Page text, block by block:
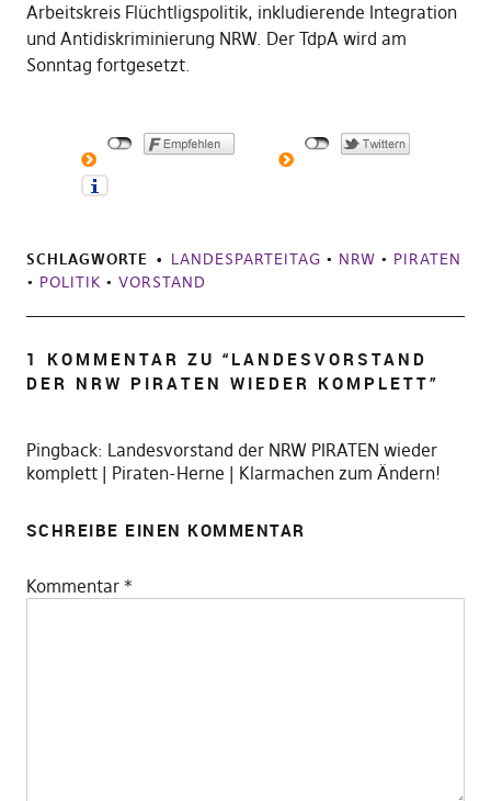
Arbeitskreis Flüchtligspolitik, inkludierende Integration
und Antidiskriminierung NRW. Der TdpA wird am
Sonntag fortgesetzt.
SCHLAGWORTE LANDESPARTEITAG • NRW • PIRATEN
• POLITIK • VORSTAND
1 KOMMENTAR ZU “ LANDESVORSTAND
DER NRW PIRATEN WIEDER KOMPLETT”
Pingback: Landesvorstand der NRW PIRATEN wieder
komplett | Piraten-Herne | Klarmachen zum Ändern!
SCHREIBE EINEN KOMMENTAR
Kommentar *